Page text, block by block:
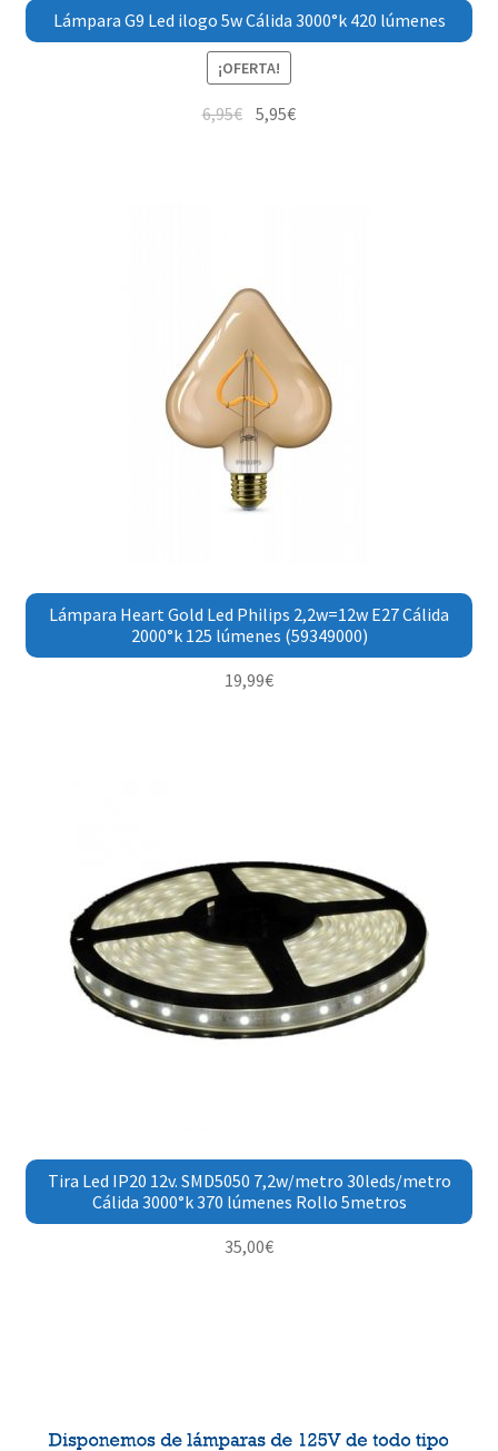
Lámpara G9 Led ilogo 5w Cálida 3000°k 420 lúmenes
¡OFERTA!
6,95€ 5,95€
Lámpara Heart Gold Led Philips 2,2w=12w E27 Cálida
2000°k 125 lúmenes (59349000)
19,99€
Tira Led IP20 12v. SMD5050 7,2w/metro 30leds/metro
Cálida 3000°k 370 lúmenes Rollo 5metros
35,00€